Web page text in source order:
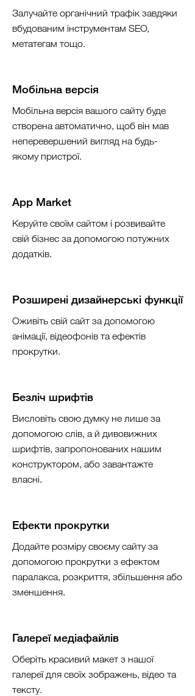
Залучайте органічний трафік завдяки
вбудованим інструментам SEO,
метатегам тощо.
Мобільна версія вашого сайту буде
створена автоматично, щоб він мав
неперевершений вигляд на будь-
якому пристрої.
Мобільна версія
Керуйте своїм сайтом і розвивайте
свій бізнес за допомогою потужних
додатків.
App Market
Оживіть свій сайт за допомогою
анімації, відеофонів та ефектів
прокрутки.
Розширені дизайнерські функції
Висловіть свою думку не лише за
допомогою слів, а й дивовижних
шрифтів, запропонованих нашим
конструктором, або завантажте
власні.
Безліч шрифтів
Додайте розміру своєму сайту за
допомогою прокрутки з ефектом
паралакса, розкриття, збільшення або
зменшення.
Ефекти прокрутки
Оберіть красивий макет з нашої
галереї для своїх зображень, відео та
тексту.
Галереї медіафайлів